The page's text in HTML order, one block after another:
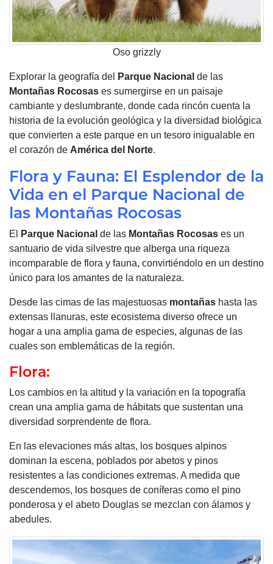
Oso grizzly
Explorar la geografía del Parque Nacional de las
Montañas Rocosas es sumergirse en un paisaje
cambiante y deslumbrante, donde cada rincón cuenta la
historia de la evolución geológica y la diversidad biológica
que convierten a este parque en un tesoro inigualable en
el corazón de América del Norte.
Flora y Fauna: El Esplendor de la
Vida en el Parque Nacional de
las Montañas Rocosas
El Parque Nacional de las Montañas Rocosas es un
santuario de vida silvestre que alberga una riqueza
incomparable de flora y fauna, convirtiéndolo en un destino
único para los amantes de la naturaleza.
Desde las cimas de las majestuosas montañas hasta las
extensas llanuras, este ecosistema diverso ofrece un
hogar a una amplia gama de especies, algunas de las
cuales son emblemáticas de la región.
Flora:
Los cambios en la altitud y la variación en la topografía
crean una amplia gama de hábitats que sustentan una
diversidad sorprendente de flora.
En las elevaciones más altas, los bosques alpinos
dominan la escena, poblados por abetos y pinos
resistentes a las condiciones extremas. A medida que
descendemos, los bosques de coníferas como el pino
ponderosa y el abeto Douglas se mezclan con álamos y
abedules.